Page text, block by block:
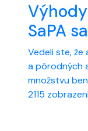
SaPA
Vedeli ste, že
a pôrodných
množstvu
2115